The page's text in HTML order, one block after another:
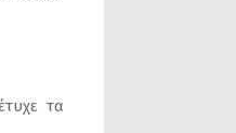
τα